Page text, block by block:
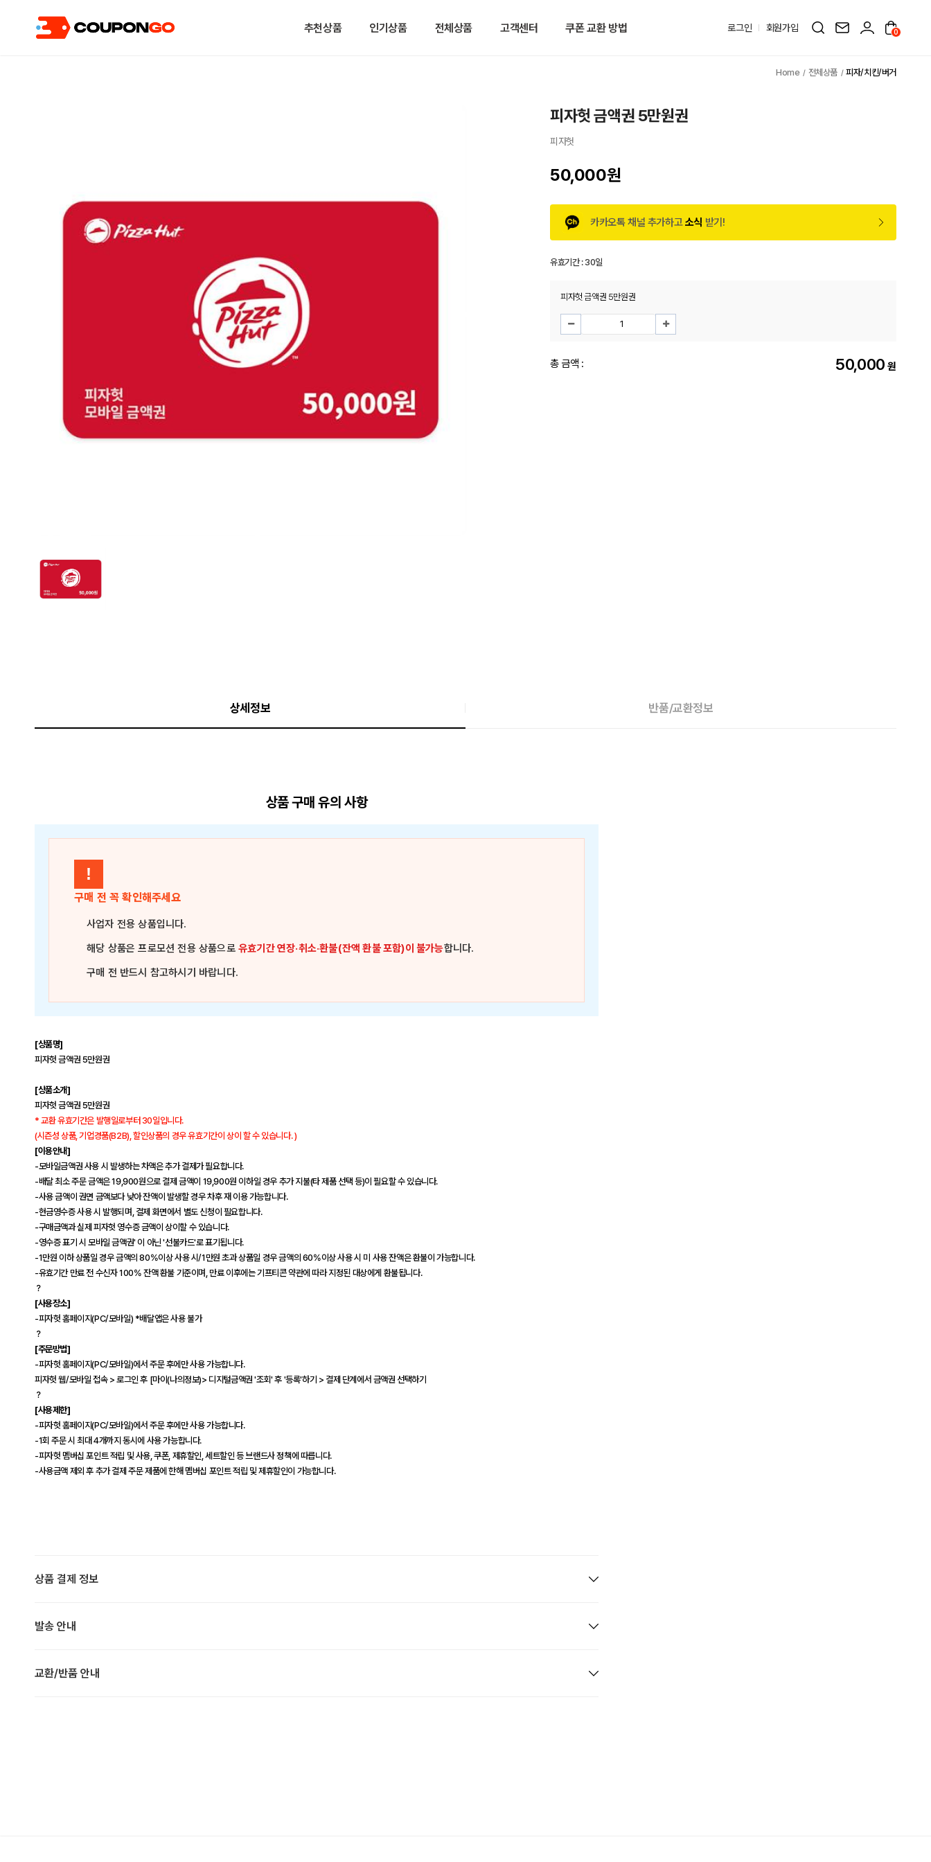
추천상품 인기상품 전체상품 고객센터 쿠폰 교환 방법 로그인 회원가입 0
전체상품 피자/치킨/버거
피자헛 금액권 5만원권
피자헛
50,000원
카카오톡 채널 추가하고소식 받기!
유효기간 :30일
피자헛 금액권 5만원권
총 금액 : 50,000 원
상세정보 반품/교환정보
상품 구매 유의 사항
!
구매 전 꼭 확인해주세요
사업자 전용 상품입니다.
해당 상품은프로모션 전용 상품으로유효기간 연장·취소·환불(잔액 환불 포함)이 불가능합니다.
구매 전 반드시 참고하시기 바랍니다.
[상품명]
피자헛 금액권 5만원권
[상품소개]
피자헛 금액권 5만원권
* 교환 유효기간은 발행일로부터 30일입니다.
(시즌성 상품, 기업경품(B2B), 할인상품의 경우 유효기간이 상이 할 수 있습니다. )
[이용안내]
-모바일금액권 사용 시 발생하는 차액은 추가 결제가 필요합니다.
-배달 최소 주문 금액은 19,900원으로 결제 금액이 19,900원 이하일 경우 추가 지불(타 제품 선택 등)이 필요할 수 있습니다.
-사용 금액이 권면 금액보다 낮아 잔액이 발생할 경우 차후 재 이용 가능합니다.
-현금영수증 사용 시 발행되며, 결제 화면에서 별도 신청이 필요합니다.
-구매금액과 실제 피자헛 영수증 금액이 상이할 수 있습니다.
-영수증 표기 시 모바일 금액권' 이 아닌 '선불카드'로 표기됩니다.
-1만원 이하 상품일 경우 금액의 80%이상 사용 시/1만원 초과 상품일 경우 금액의 60%이상 사용 시 미 사용 잔액은 환불이 가능합니다.
-유효기간 만료 전 수신자 100% 잔액 환불 기준이며, 만료 이후에는 기프티콘 약관에 따라 지정된 대상에게 환불됩니다.
？
[사용장소]
-피자헛 홈페이지(PC/모바일) *배달앱은 사용 불가
？
[주문방법]
-피자헛 홈페이지(PC/모바일)에서 주문 후에만 사용 가능합니다.
피자헛 웹/모바일 접속 > 로그인 후 [마이(나의정보)> 디지털금액권 '조회' 후 '등록'하기 > 결제 단계에서 금액권 선택하기
？
[사용제한]
-피자헛 홈페이지(PC/모바일)에서 주문 후에만 사용 가능합니다.
-1회 주문 시 최대 4개까지 동시에 사용 가능합니다.
-피자헛 멤버십 포인트 적립 및 사용, 쿠폰, 제휴할인, 세트할인 등 브랜드사 정책에 따릅니다.
-사용금액 제외 후 추가 결제 주문 제품에 한해 멤버십 포인트 적립 및 제휴할인이 가능합니다.
상품 결제 정보
발송 안내
교환/반품 안내